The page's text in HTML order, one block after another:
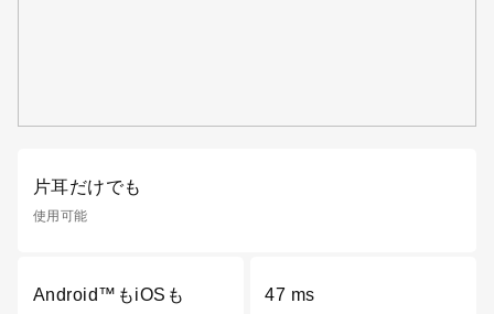
片耳だけでも
使用可能
Android™もiOSも 47 ms